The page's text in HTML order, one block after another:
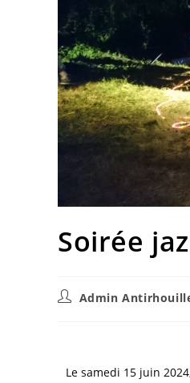
Soirée
Admin
Le samedi 15 juin